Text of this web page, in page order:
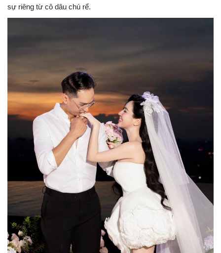
sự riêng từ cô dâu chú rể.